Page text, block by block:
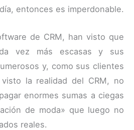
entonces es imperdonable.
de CRM, han visto que
vez más escasas y sus
y, como sus clientes
la realidad del CRM, no
enormes sumas a ciegas
de moda» que luego no
reales.